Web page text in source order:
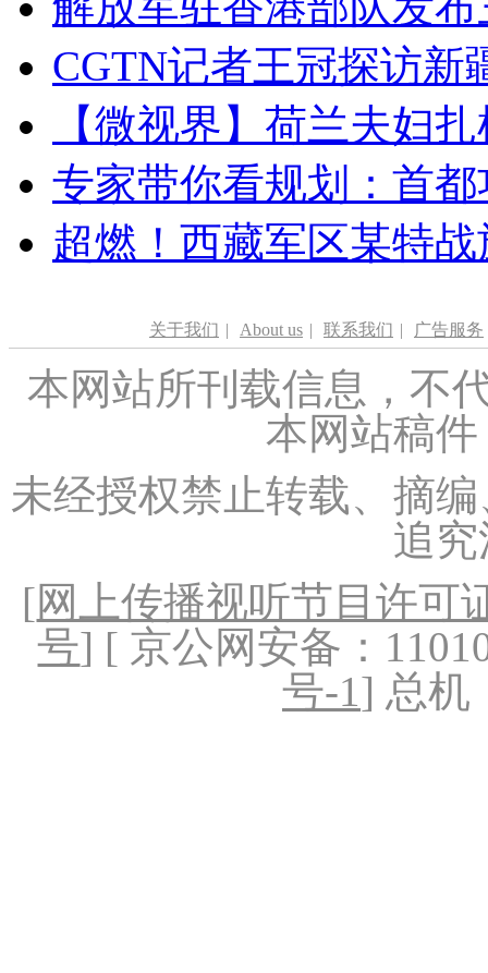
CGTN记者王冠探访新
【微视界】荷兰夫妇
专家带你看规划：首
超燃！西藏军区某特
关于我们 | About us | 联系我们 | 广告服务
本网站所刊载信息，不
本网站稿
未经授权禁止转载、摘
追
[网上传播视听节目许可
号] [ 京公网安备：
号-1] 总机